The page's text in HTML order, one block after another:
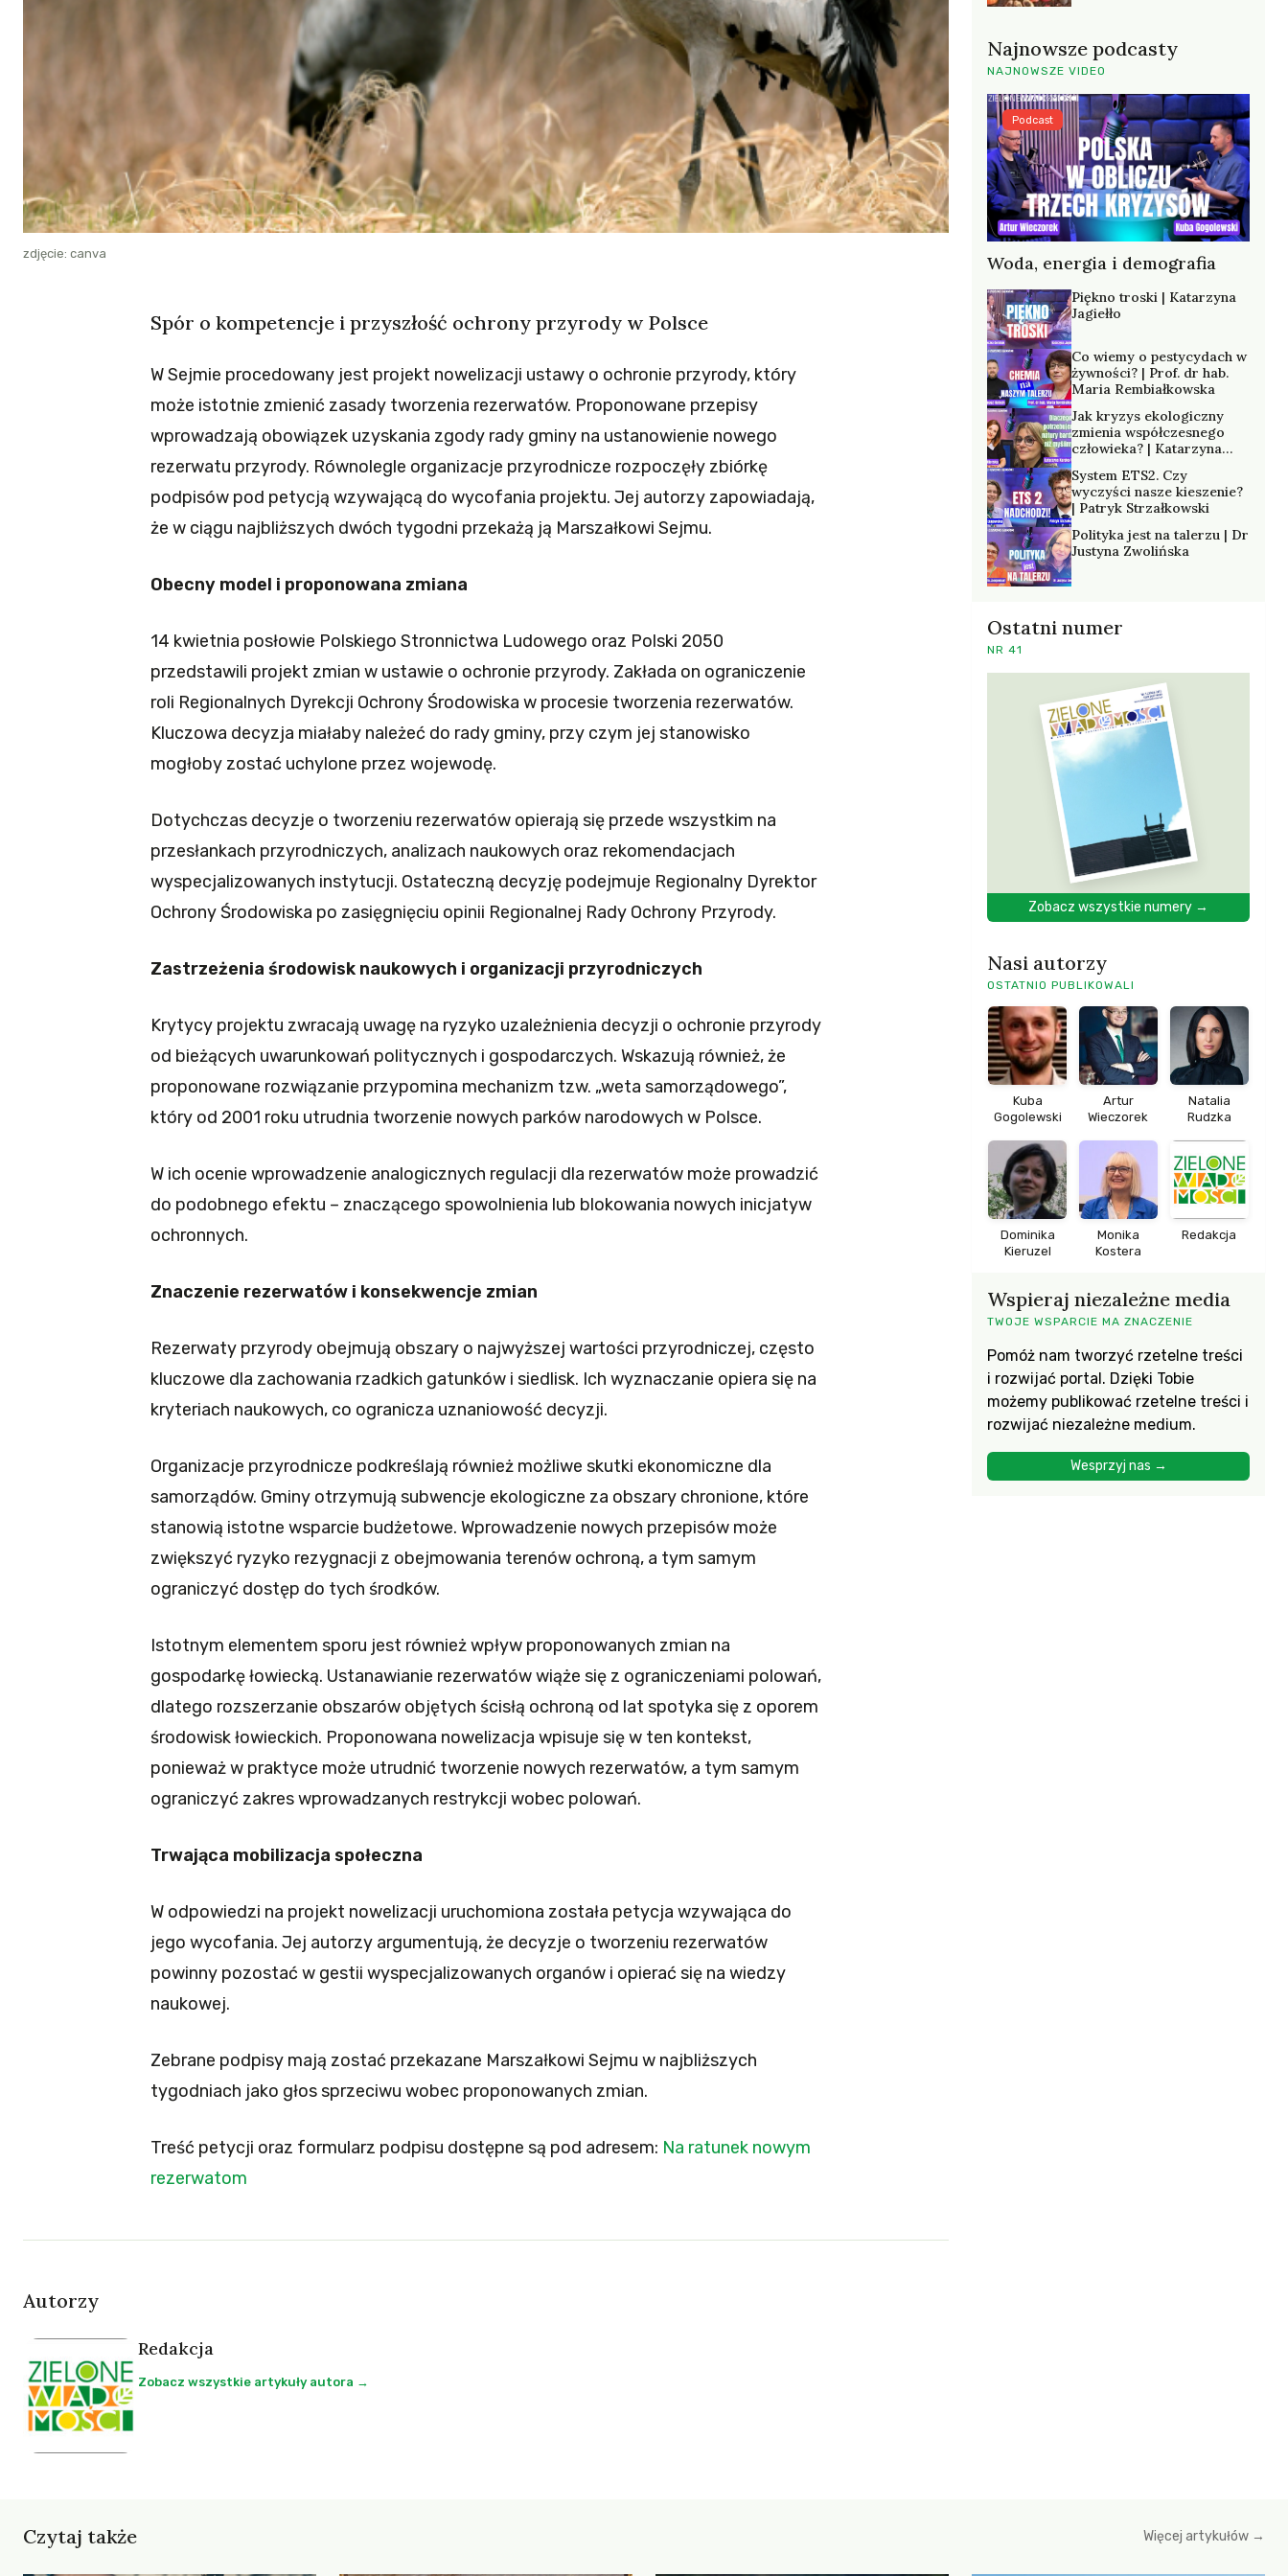
zdjęcie: canva
Spór o kompetencje i przyszłość ochrony przyrody w Polsce
W Sejmie procedowany jest projekt nowelizacji ustawy o ochronie przyrody, który
może istotnie zmienić zasady tworzenia rezerwatów. Proponowane przepisy
wprowadzają obowiązek uzyskania zgody rady gminy na ustanowienie nowego
rezerwatu przyrody. Równolegle organizacje przyrodnicze rozpoczęły zbiórkę
podpisów pod petycją wzywającą do wycofania projektu. Jej autorzy zapowiadają,
że w ciągu najbliższych dwóch tygodni przekażą ją Marszałkowi Sejmu.
Obecny model i proponowana zmiana
14 kwietnia posłowie Polskiego Stronnictwa Ludowego oraz Polski 2050
przedstawili projekt zmian w ustawie o ochronie przyrody. Zakłada on ograniczenie
roli Regionalnych Dyrekcji Ochrony Środowiska w procesie tworzenia rezerwatów.
Kluczowa decyzja miałaby należeć do rady gminy, przy czym jej stanowisko
mogłoby zostać uchylone przez wojewodę.
Dotychczas decyzje o tworzeniu rezerwatów opierają się przede wszystkim na
przesłankach przyrodniczych, analizach naukowych oraz rekomendacjach
wyspecjalizowanych instytucji. Ostateczną decyzję podejmuje Regionalny Dyrektor
Ochrony Środowiska po zasięgnięciu opinii Regionalnej Rady Ochrony Przyrody.
Zastrzeżenia środowisk naukowych i organizacji przyrodniczych
Krytycy projektu zwracają uwagę na ryzyko uzależnienia decyzji o ochronie przyrody
od bieżących uwarunkowań politycznych i gospodarczych. Wskazują również, że
proponowane rozwiązanie przypomina mechanizm tzw. „weta samorządowego”,
który od 2001 roku utrudnia tworzenie nowych parków narodowych w Polsce.
W ich ocenie wprowadzenie analogicznych regulacji dla rezerwatów może prowadzić
do podobnego efektu – znaczącego spowolnienia lub blokowania nowych inicjatyw
ochronnych.
Znaczenie rezerwatów i konsekwencje zmian
Rezerwaty przyrody obejmują obszary o najwyższej wartości przyrodniczej, często
kluczowe dla zachowania rzadkich gatunków i siedlisk. Ich wyznaczanie opiera się na
kryteriach naukowych, co ogranicza uznaniowość decyzji.
Organizacje przyrodnicze podkreślają również możliwe skutki ekonomiczne dla
samorządów. Gminy otrzymują subwencje ekologiczne za obszary chronione, które
stanowią istotne wsparcie budżetowe. Wprowadzenie nowych przepisów może
zwiększyć ryzyko rezygnacji z obejmowania terenów ochroną, a tym samym
ograniczyć dostęp do tych środków.
Istotnym elementem sporu jest również wpływ proponowanych zmian na
gospodarkę łowiecką. Ustanawianie rezerwatów wiąże się z ograniczeniami polowań,
dlatego rozszerzanie obszarów objętych ścisłą ochroną od lat spotyka się z oporem
środowisk łowieckich. Proponowana nowelizacja wpisuje się w ten kontekst,
ponieważ w praktyce może utrudnić tworzenie nowych rezerwatów, a tym samym
ograniczyć zakres wprowadzanych restrykcji wobec polowań.
Trwająca mobilizacja społeczna
W odpowiedzi na projekt nowelizacji uruchomiona została petycja wzywająca do
jego wycofania. Jej autorzy argumentują, że decyzje o tworzeniu rezerwatów
powinny pozostać w gestii wyspecjalizowanych organów i opierać się na wiedzy
naukowej.
Zebrane podpisy mają zostać przekazane Marszałkowi Sejmu w najbliższych
tygodniach jako głos sprzeciwu wobec proponowanych zmian.
Treść petycji oraz formularz podpisu dostępne są pod adresem: Na ratunek nowym
rezerwatom
Autorzy
Redakcja
Zobacz wszystkie artykuły autora →
Najnowsze podcasty
NAJNOWSZE VIDEO
Woda, energia i demografia
Podcast
Piękno troski | Katarzyna
Jagiełło
Co wiemy o pestycydach w
żywności? | Prof. dr hab.
Maria Rembiałkowska
Jak kryzys ekologiczny
zmienia współczesnego
człowieka? | Katarzyna
System ETS2. Czy
wyczyści nasze kieszenie?
| Patryk Strzałkowski
Polityka jest na talerzu | Dr
Justyna Zwolińska
Ostatni numer
NR 41
Zobacz wszystkie numery →
Nasi autorzy
OSTATNIO PUBLIKOWALI
Kuba
Gogolewski
Artur
Wieczorek
Natalia
Rudzka
Dominika
Kieruzel
Monika
Kostera
Redakcja
Wspieraj niezależne media
TWOJE WSPARCIE MA ZNACZENIE
Pomóż nam tworzyć rzetelne treści
i rozwijać portal. Dzięki Tobie
możemy publikować rzetelne treści i
rozwijać niezależne medium.
Wesprzyj nas →
Czytaj także Więcej artykułów →